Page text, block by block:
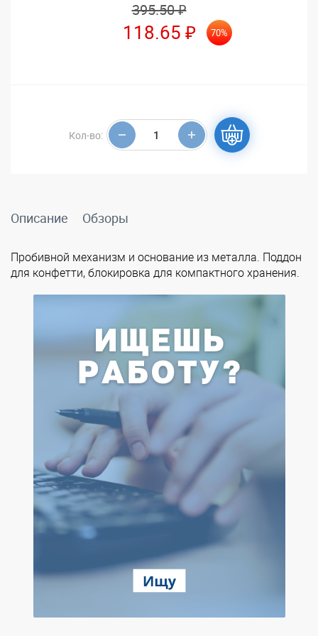
395.50 ₽
118.65 ₽ 70%
Кол-во:
Описание Обзоры
Пробивной механизм и основание из металла. Поддон
для конфетти, блокировка для компактного хранения.